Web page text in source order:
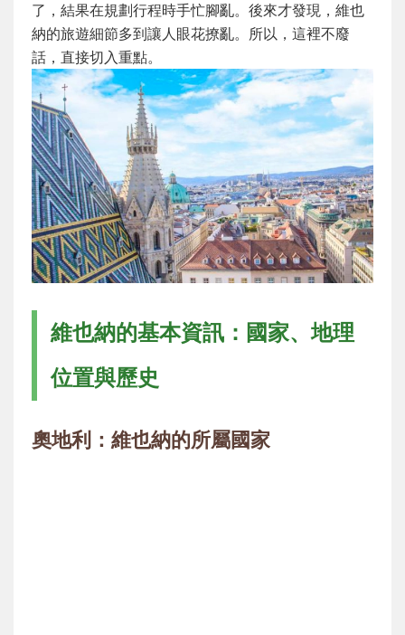
了，結果在規劃行程時手忙腳亂。後來才發現，維也
納的旅遊細節多到讓人眼花撩亂。所以，這裡不廢
話，直接切入重點。
維也納的基本資訊：國家、地理
位置與歷史
奧地利：維也納的所屬國家